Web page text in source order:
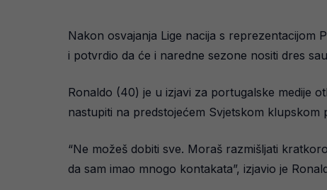
Nakon osvajanja Lige nacija s reprezentacijom
i potvrdio da će i naredne sezone nositi dres
Ronaldo (40) je u izjavi za portugalske medije
nastupiti na predstojećem Svjetskom
“Ne možeš dobiti sve. Moraš razmišljati
da sam imao mnogo kontakata”, izjavio je